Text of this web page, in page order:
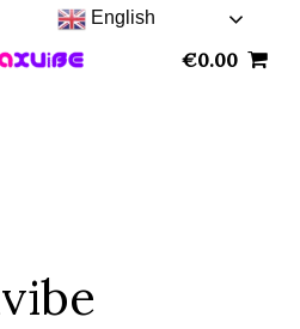
€0.00
English